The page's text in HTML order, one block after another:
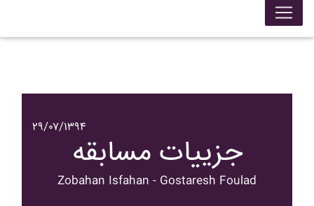
۲۹/۰۷/۱۳۹۴
جزییات مسابقه
Zobahan Isfahan - Gostaresh Foulad